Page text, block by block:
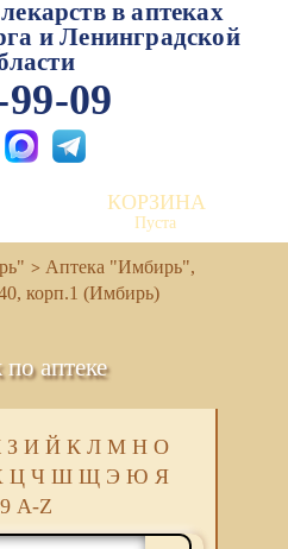
в аптеках
и Ленинградской
09
КОРЗИНА
Пуста
Аптека "Имбирь",
корп.1 (Имбирь)
аптеке
З И Й К Л М Н О
Ц Ч Ш Щ Э Ю Я
A-Z